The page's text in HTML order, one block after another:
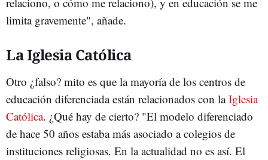
limita gravemente", añade.
La Iglesia Católica
Otro ¿falso? mito es que la mayoría de los centros de
educación diferenciada están relacionados con laIglesia
Católica. ¿Qué hay de cierto? "El modelo diferenciado
de hace 50 años estaba más asociado a colegios de
instituciones religiosas. En la actualidad no es así. El